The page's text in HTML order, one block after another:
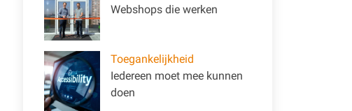
Webshops die werken
Toegankelijkheid
Iedereen moet mee kunnen
doen